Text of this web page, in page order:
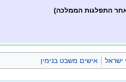
התפלגות הממלכה)
ישראל אישים משבט בנימין